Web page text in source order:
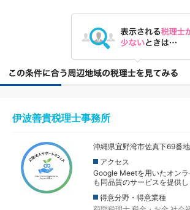
伊波善貴税理士事務所
沖縄県宜野湾市佐真下69番地
アクセス
Google Meetを用いたオン
も同品質のサービスを提供
得意分野・得意業種